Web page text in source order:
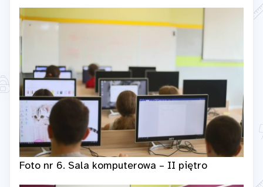
Foto nr 6. Sala komputerowa – II piętro